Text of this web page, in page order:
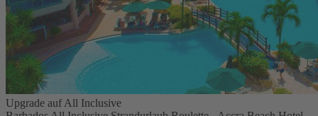
Upgrade auf All Inclusive